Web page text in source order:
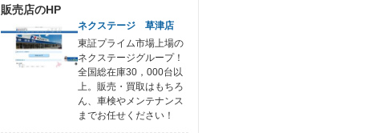
販売店のHP
ネクステージ 草津店
東証プライム市場上場の
ネクステージグループ！
全国総在庫30，000台以
上。販売・買取はもちろ
ん、車検やメンテナンス
までお任せください！